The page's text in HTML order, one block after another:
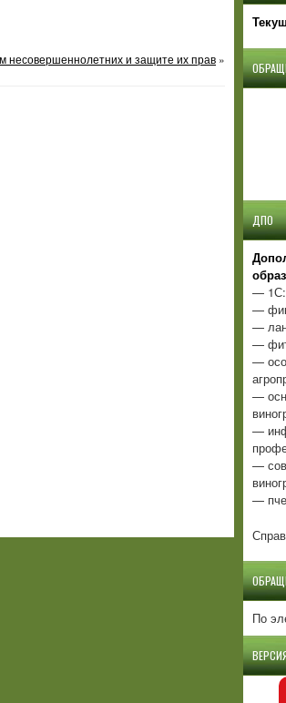
несовершеннолетних и защите их прав »
ДПО
Д
— 1С:
—
—
—
—
—
—
—
—
По